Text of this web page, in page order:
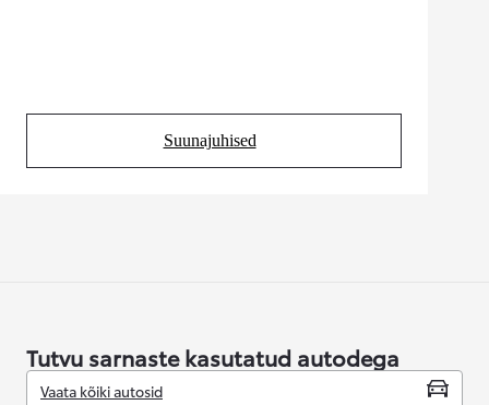
Suunajuhised
(Opens in new tab)
Tutvu sarnaste kasutatud autodega
Vaata kõiki autosid